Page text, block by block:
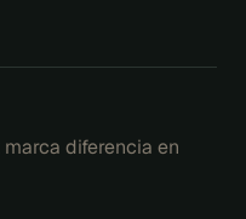
diferencia en